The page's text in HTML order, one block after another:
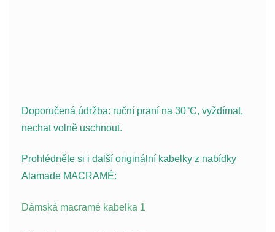
Doporučená údržba: ruční praní na 30°C, vyždímat,
nechat volně uschnout.
Prohlédněte si i další originální kabelky z nabídky
Alamade MACRAMÉ:
Dámská macramé kabelka 1